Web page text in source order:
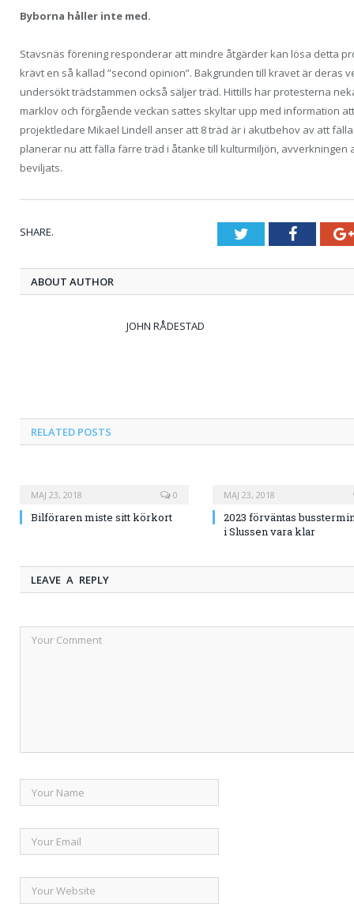
Byborna håller inte med.
Stavsnäs förening responderar att mindre åtgärder kan lösa detta
krävt en så kallad ”second opinion”. Bakgrunden till kravet är deras
undersökt trädstammen också säljer träd. Hittills har protesterna
marklov och förgående veckan sattes skyltar upp med information
projektledare Mikael Lindell anser att 8 träd är i akutbehov av att
planerar nu att fälla färre träd i åtanke till kulturmiljön,
beviljats.
SHARE. Twitter
ABOUT AUTHOR
JOHN RÅDESTAD
RELATED POSTS
MAJ 23, 2018 0
Bilföraren miste sitt körkort
MAJ 23, 2018
2023 förväntas
i Slussen vara klar
LEAVE A REPLY